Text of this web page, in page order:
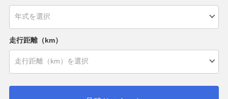
走行距離（km）